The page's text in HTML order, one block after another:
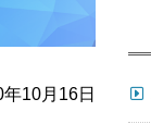
年10月16日